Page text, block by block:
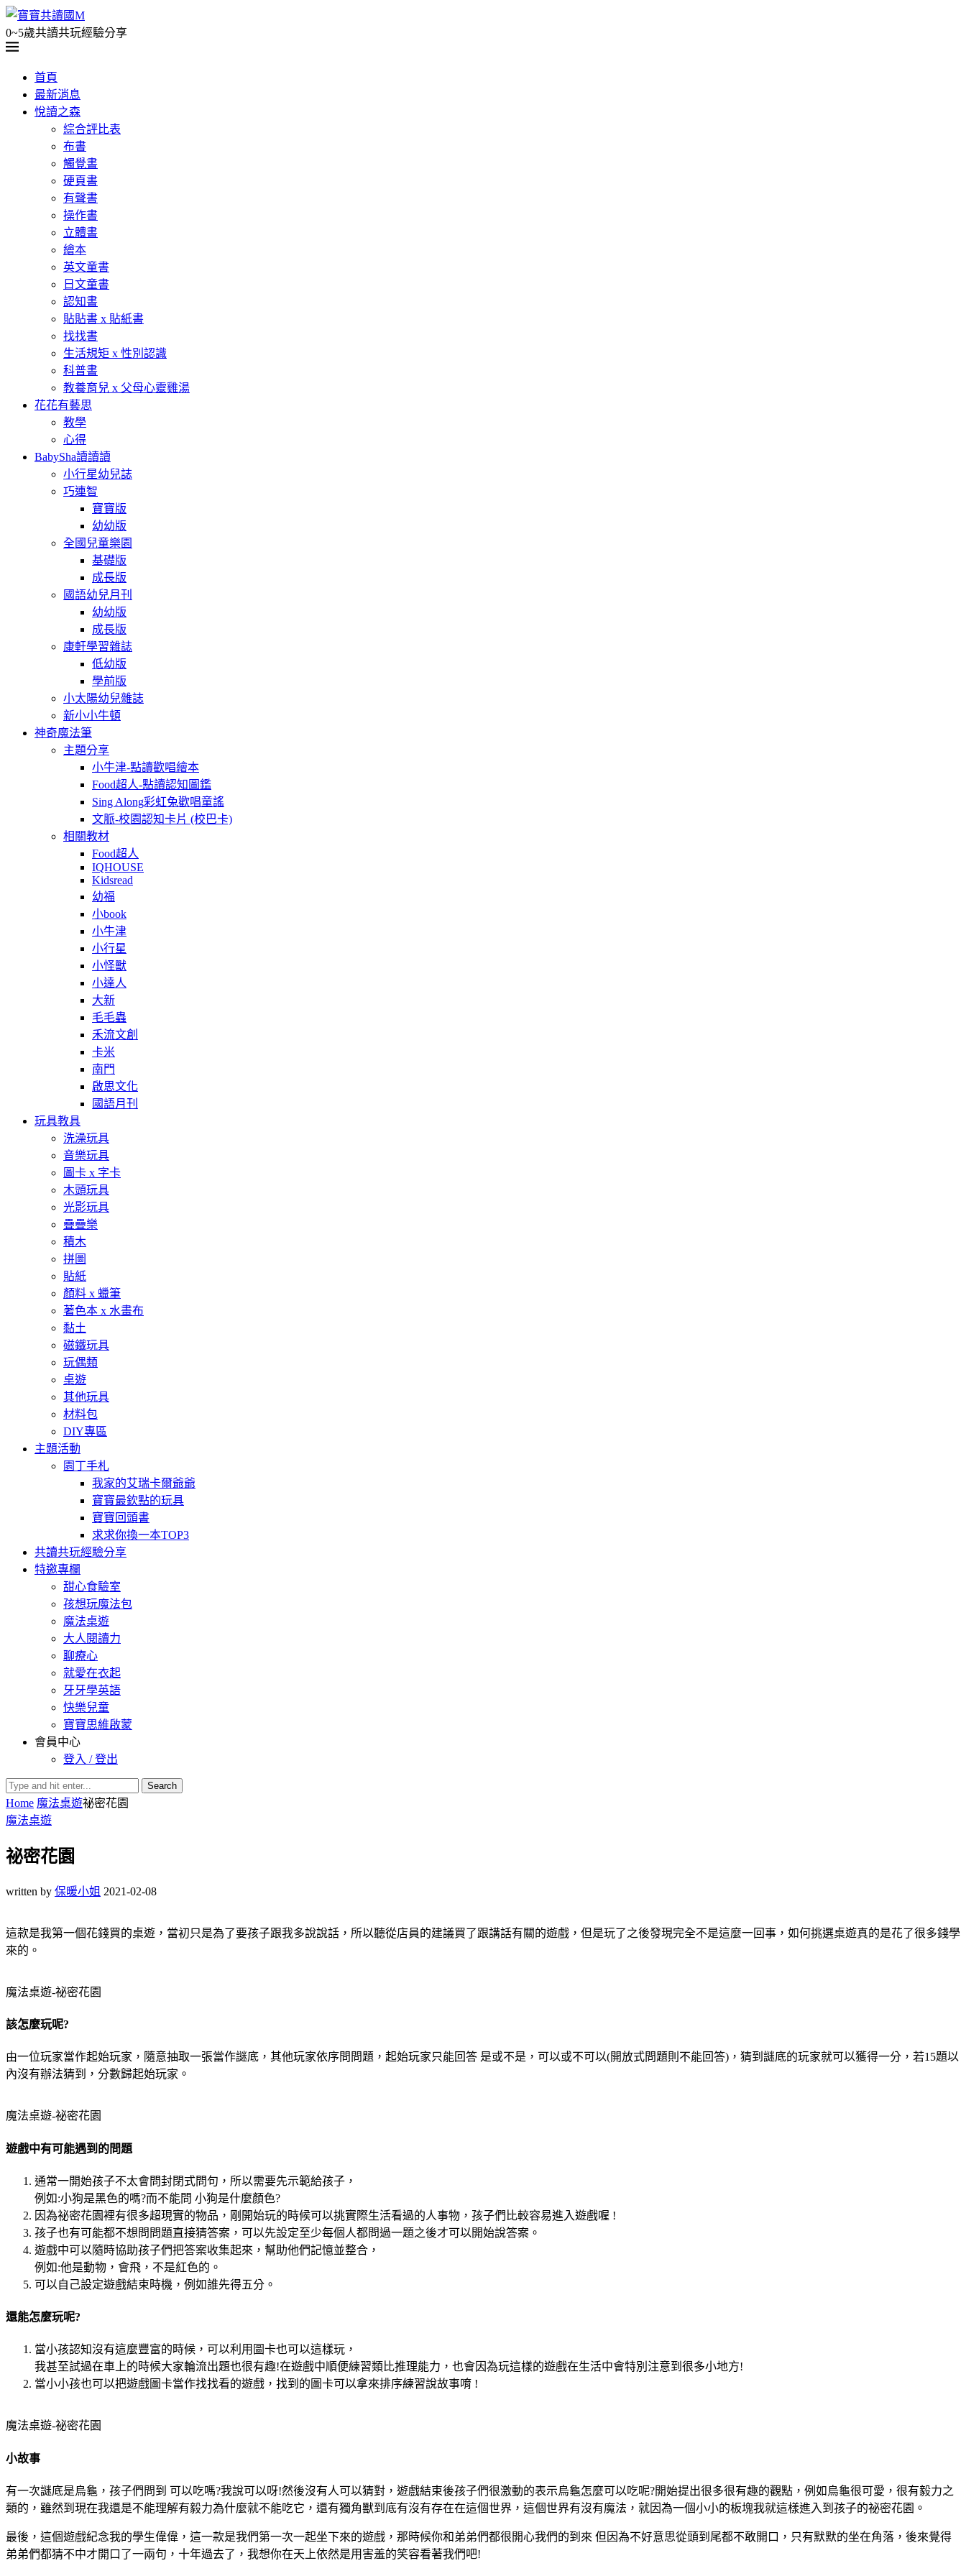
0~5歲共讀共玩經驗分享
首頁
最新消息
悅讀之森
綜合評比表
布書
觸覺書
硬頁書
有聲書
操作書
立體書
繪本
英文童書
日文童書
認知書
貼貼書 x 貼紙書
找找書
生活規矩 x 性別認識
科普書
教養育兒 x 父母心靈雞湯
花花有藝思
教學
心得
BabySha讀讀讀
小行星幼兒誌
巧連智
寶寶版
幼幼版
全國兒童樂園
基礎版
成長版
國語幼兒月刊
幼幼版
成長版
康軒學習雜誌
低幼版
學前版
小太陽幼兒雜誌
新小小牛頓
神奇魔法筆
主題分享
小牛津-點讀歡唱繪本
Food超人-點讀認知圖鑑
Sing Along彩虹兔歡唱童謠
文脈-校園認知卡片 (校巴卡)
相關教材
Food超人
IQHOUSE
Kidsread
幼福
小book
小牛津
小行星
小怪獸
小達人
大新
毛毛蟲
禾流文創
卡米
南門
啟思文化
國語月刊
玩具教具
洗澡玩具
音樂玩具
圖卡 x 字卡
木頭玩具
光影玩具
疊疊樂
積木
拼圖
貼紙
顏料 x 蠟筆
著色本 x 水畫布
黏土
磁鐵玩具
玩偶類
桌遊
其他玩具
材料包
DIY專區
主題活動
園丁手札
我家的艾瑞卡爾爺爺
寶寶最欽點的玩具
寶寶回頭書
求求你換一本TOP3
共讀共玩經驗分享
特邀專欄
甜心食驗室
孩想玩魔法包
魔法桌遊
大人閱讀力
聊療心
就愛在衣起
牙牙學英語
快樂兒童
寶寶思維啟蒙
會員中心
登入 / 登出
Search
Home 魔法桌遊祕密花園
魔法桌遊
祕密花園
written by 保暖小姐 2021-02-08
這款是我第一個花錢買的桌遊，當初只是為了要孩子跟我多說說話，所以聽從店員的建議買了跟講話有關的遊戲，但是玩了之後發現完全不是這麼一回事，如何挑選桌遊真的是花了很多錢學
來的。
魔法桌遊-祕密花園
該怎麼玩呢?
由一位玩家當作起始玩家，隨意抽取一張當作謎底，其他玩家依序問問題，起始玩家只能回答 是或不是，可以或不可以(開放式問題則不能回答)，猜到謎底的玩家就可以獲得一分，若15題以
內沒有辦法猜到，分數歸起始玩家。
魔法桌遊-祕密花園
遊戲中有可能遇到的問題
通常一開始孩子不太會問封閉式問句，所以需要先示範給孩子，
例如:小狗是黑色的嗎?而不能問 小狗是什麼顏色?
因為祕密花園裡有很多超現實的物品，剛開始玩的時候可以挑實際生活看過的人事物，孩子們比較容易進入遊戲喔 !
孩子也有可能都不想問問題直接猜答案，可以先設定至少每個人都問過一題之後才可以開始說答案。
遊戲中可以隨時協助孩子們把答案收集起來，幫助他們記憶並整合，
例如:他是動物，會飛，不是紅色的。
可以自己設定遊戲結束時機，例如誰先得五分。
還能怎麼玩呢?
當小孩認知沒有這麼豐富的時候，可以利用圖卡也可以這樣玩，
我甚至試過在車上的時候大家輪流出題也很有趣!在遊戲中順便練習類比推理能力，也會因為玩這樣的遊戲在生活中會特別注意到很多小地方!
當小小孩也可以把遊戲圖卡當作找找看的遊戲，找到的圖卡可以拿來排序練習說故事唷 !
魔法桌遊-祕密花園
小故事
有一次謎底是烏龜，孩子們問到 可以吃嗎?我說可以呀!然後沒有人可以猜對，遊戲結束後孩子們很激動的表示烏龜怎麼可以吃呢?開始提出很多很有趣的觀點，例如烏龜很可愛，很有毅力之
類的，雖然到現在我還是不能理解有毅力為什麼就不能吃它，還有獨角獸到底有沒有存在在這個世界，這個世界有沒有魔法，就因為一個小小的板塊我就這樣進入到孩子的祕密花園。
最後，這個遊戲紀念我的學生偉偉，這一款是我們第一次一起坐下來的遊戲，那時候你和弟弟們都很開心我們的到來 但因為不好意思從頭到尾都不敢開口，只有默默的坐在角落，後來覺得
弟弟們都猜不中才開口了一兩句，十年過去了，我想你在天上依然是用害羞的笑容看著我們吧!